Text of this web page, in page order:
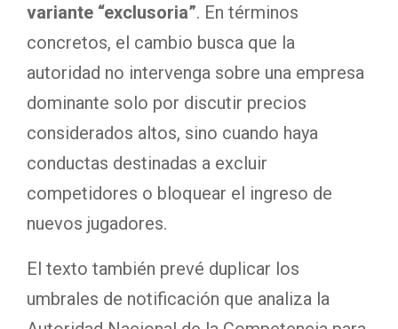
variante “exclusoria”. En términos
concretos, el cambio busca que la
autoridad no intervenga sobre una empresa
dominante solo por discutir precios
considerados altos, sino cuando haya
conductas destinadas a excluir
competidores o bloquear el ingreso de
nuevos jugadores.
El texto también prevé duplicar los
umbrales de notificación que analiza la